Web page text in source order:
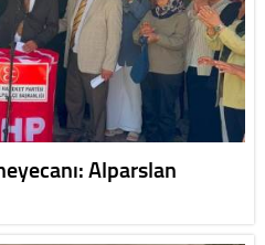
Alparslan